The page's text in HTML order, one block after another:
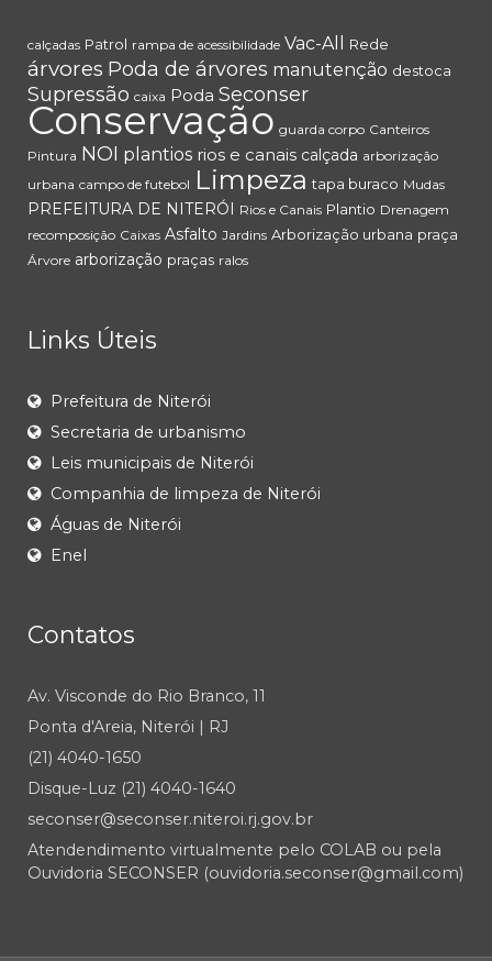
calçadas Patrol rampa de acessibilidade Vac-All Rede
árvores Poda de árvores manutenção destoca
Supressão caixa Poda Seconser
Conservação guarda corpo Canteiros
Pintura NOI plantios rios e canais calçada arborização
urbana campo de futebol Limpeza tapa buraco Mudas
PREFEITURA DE NITERÓI Rios e Canais Plantio Drenagem
recomposição Caixas Asfalto Jardins Arborização urbana praça
Árvore arborização praças ralos
Links Úteis
Prefeitura de Niterói
Secretaria de urbanismo
Leis municipais de Niterói
Companhia de limpeza de Niterói
Águas de Niterói
Enel
Contatos
Av. Visconde do Rio Branco, 11
Ponta d'Areia, Niterói | RJ
(21) 4040-1650
Disque-Luz (21) 4040-1640
seconser@seconser.niteroi.rj.gov.br
Atendendimento virtualmente pelo COLAB ou pela
Ouvidoria SECONSER (ouvidoria.seconser@gmail.com)